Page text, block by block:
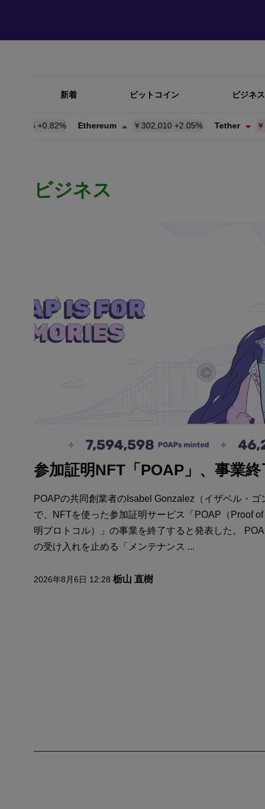
新着 ビットコイン ビジネス
0.82% Ethereum ￥302,010+ 2.05% Tether ￥
ビジネス
参加証明NFT「POAP」、事業
POAPの共同創業者のIsabel Gonzalez（イザベル・
で、NFTを使った参加証明サービス「POAP（Proof
明プロトコル）」の事業を終了すると発表した。
の受け入れを止める「メンテナンス ...
2026年8月6日 12:28 栃山 直樹